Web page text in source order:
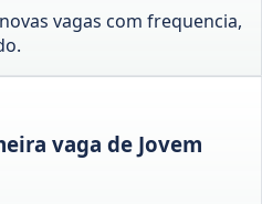
vagas com frequencia,
vaga de Jovem